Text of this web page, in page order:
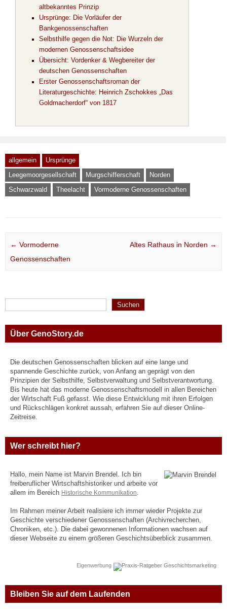
altbekanntes Prinzip
Ursprünge: Die Vorläufer der
Bankgenossenschaften
Selbsthilfe gegen die Not: Die Wurzeln der
modernen Genossenschaftsidee
Übersicht: Vordenker & Wegbereiter der
deutschen Genossenschaften
Erster Genossenschaftsroman der
Literaturgeschichte: Heinrich Zschokkes „Das
Goldmacherdorf“ von 1817
allgemein
Ursprünge
Leegemoorgesellschaft
Murgschifferschaft
Norden
Schwarzwald
Theelacht Vormoderne Genossenschaften
Post navigation
← Vormoderne
Genossenschaften
Altes Rathaus in Norden →
Suchen
Suchen
Über GenoStory.de
Die deutschen Genossenschaften blicken auf eine lange und
spannende Geschichte zurück, von Anfang an geprägt von den
Prinzipien der Selbsthilfe, Selbstverwaltung und Selbstverantwortung.
Bis heute hat das moderne Genossenschaftsmodell in allen Bereichen
der Wirtschaft Fuß gefasst. Wie diese Entwicklung mit ihren Erfolgen
und Rückschlägen konkret aussah, erfahren Sie auf dieser Online-
Zeitreise.
Wer schreibt hier?
Hallo, mein Name ist Marvin Brendel. Ich bin
freiberuflicher Wirtschaftshistoriker und arbeite vor
allem im Bereich Historische Kommunikation.
Im Rahmen meiner Arbeit realisiere ich immer wieder Projekte zur
Geschichte verschiedener Genossenschaften (Archivrecherchen,
Chroniken, etc.). Die dabei gewonnenen Informationen wachsen auf
dieser Webseite zu einem größeren Geschichtsüberblick zusammen.
Eigenwerbung
Bleiben Sie auf dem Laufenden